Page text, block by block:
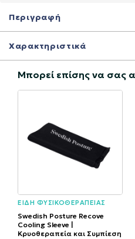
Περιγραφή
Χαρακτηριστικά
Μπορεί επίσης να σας
ΕΙΔΗ ΦΥΣΙΚΟΘΕΡΑΠΕΙΑΣ
Swedish Posture Recove
Cooling Sleeve |
Κρυοθεραπεία και Συμπίεση